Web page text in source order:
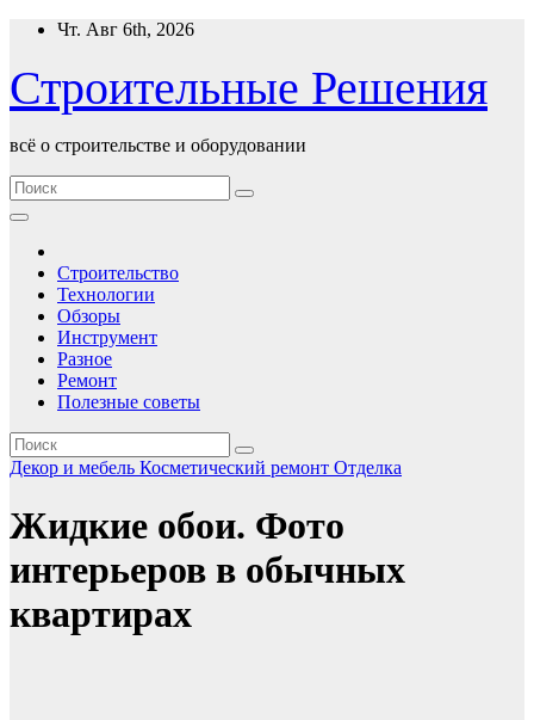
Перейти
содержимому
Чт. Авг 6th, 2026
Строительные Решения
всё о строительстве и оборудовании
Строительство
Технологии
Обзоры
Инструмент
Разное
Ремонт
Полезные советы
Декор и мебель Косметический ремонт Отделка
Жидкие обои. Фото
интерьеров в обычных
квартирах